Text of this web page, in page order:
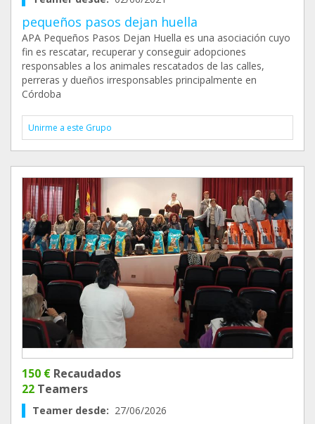
pequeños pasos dejan huella
APA Pequeños Pasos Dejan Huella es una asociación cuyo
fin es rescatar, recuperar y conseguir adopciones
responsables a los animales rescatados de las calles,
perreras y dueños irresponsables principalmente en
Córdoba
Unirme a este Grupo
150 € Recaudados
22 Teamers
Teamer desde: 27/06/2026